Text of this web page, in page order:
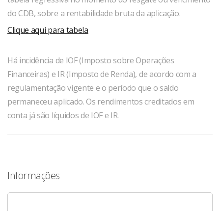
do CDB, sobre a rentabilidade bruta da aplicação.
Clique aqui para tabela
Há incidência de IOF (Imposto sobre Operações
Financeiras) e IR (Imposto de Renda), de acordo com a
regulamentação vigente e o período que o saldo
permaneceu aplicado. Os rendimentos creditados em
conta já são líquidos de IOF e IR.
Informações